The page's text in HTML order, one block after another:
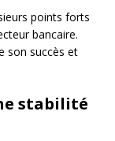
points forts
bancaire.
son succès et
stabilité